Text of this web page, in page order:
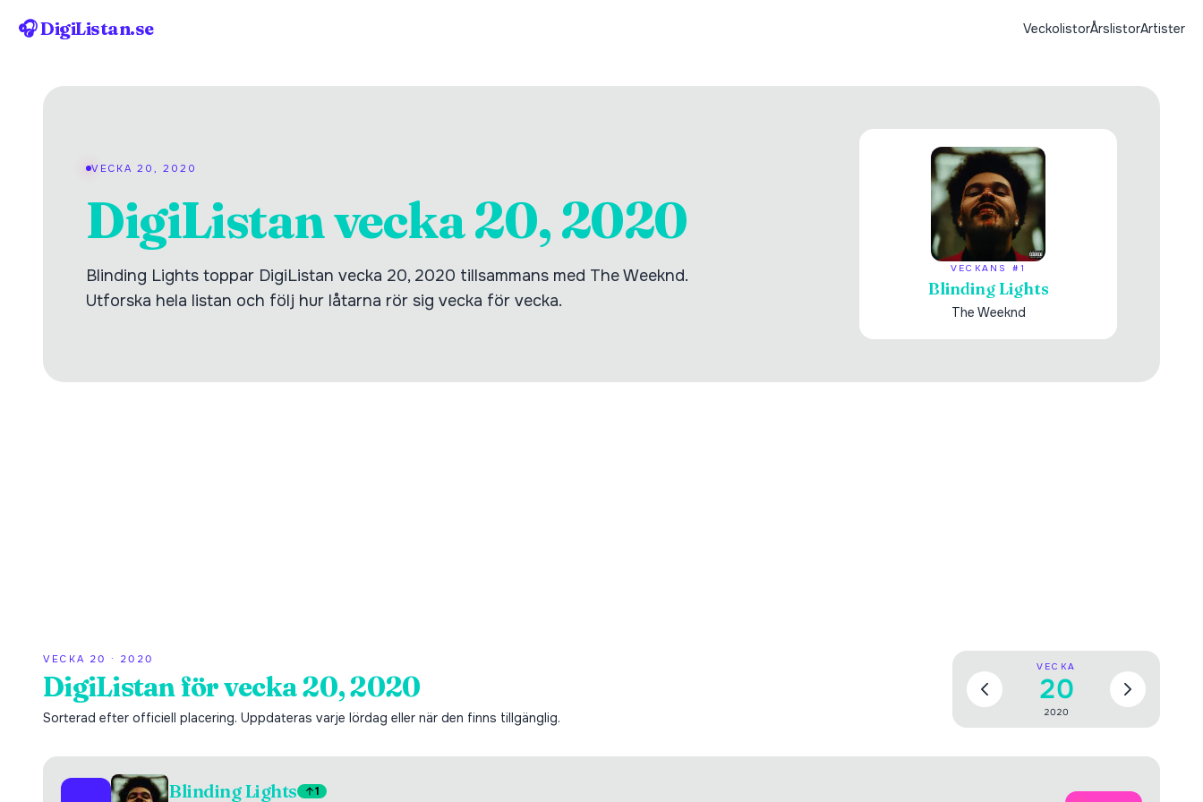
🎧 DigiListan.se VeckolistorÅrslistorArtister
VECKA 20, 2020
DigiListan vecka 20, 2020
Blinding Lights toppar DigiListan vecka 20, 2020 tillsammans med The Weeknd.
Utforska hela listan och följ hur låtarna rör sig vecka för vecka.
VECKANS #1
Blinding Lights
The Weeknd
VECKA 20 · 2020
DigiListan för vecka 20, 2020
Sorterad efter officiell placering. Uppdateras varje lördag eller när den finns tillgänglig.
VECKA
20
2020
Blinding Lights 1